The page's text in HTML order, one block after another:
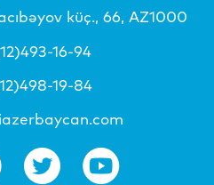
küç., 66, AZ1000
16-94
19-84